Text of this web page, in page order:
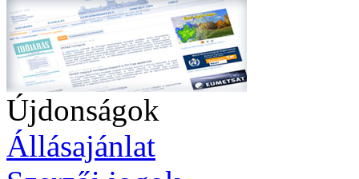
Újdonságok
Állásajánlat